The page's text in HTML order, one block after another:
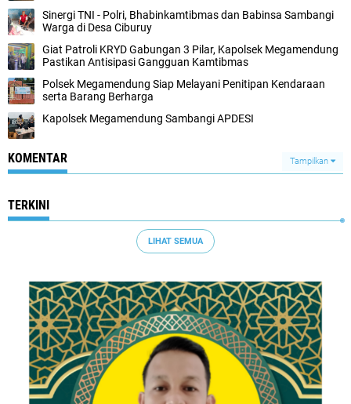
Sinergi TNI - Polri, Bhabinkamtibmas dan Babinsa Sambangi
Warga di Desa Ciburuy
Giat Patroli KRYD Gabungan 3 Pilar, Kapolsek Megamendung
Pastikan Antisipasi Gangguan Kamtibmas
Polsek Megamendung Siap Melayani Penitipan Kendaraan
serta Barang Berharga
Kapolsek Megamendung Sambangi APDESI
KOMENTAR Tampilkan
TERKINI
LIHAT SEMUA